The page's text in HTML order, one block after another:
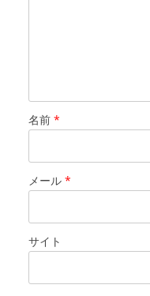
名前 *
メール *
サイト